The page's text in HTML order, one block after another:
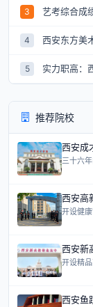
3 艺考综合成
4 西安东方美
5 实力职高：
推荐院校
西安成
三十六
西安高
开设健
西安新
开设精
西安鱼